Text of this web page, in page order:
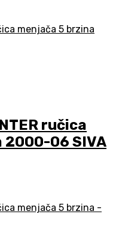
ručica
2000-06 SIVA